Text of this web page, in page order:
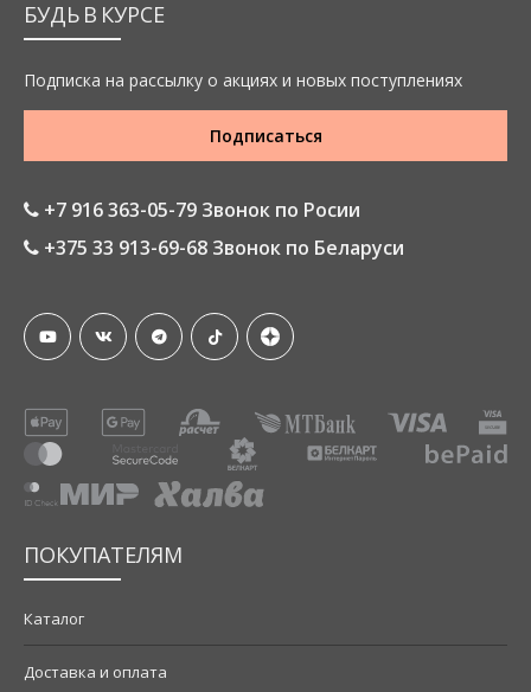
БУДЬ В КУРСЕ
Подписка на рассылку о акциях и новых поступлениях
Подписаться
+7 916 363-05-79 Звонок по Росии
+375 33 913-69-68 Звонок по Беларуси
ПОКУПАТЕЛЯМ
Каталог
Доставка и оплата